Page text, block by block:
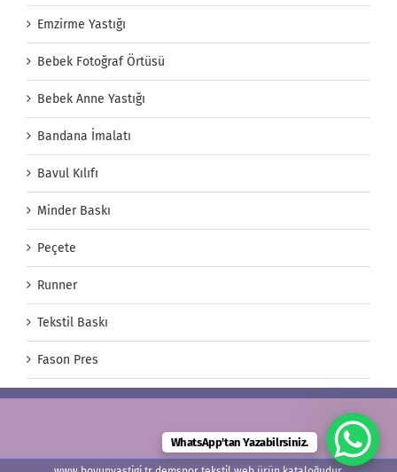
Emzirme Yastığı
Bebek Fotoğraf Örtüsü
Bebek Anne Yastığı
Bandana İmalatı
Bavul Kılıfı
Minder Baskı
Peçete
Runner
Tekstil Baskı
Fason Pres
WhatsApp'tan Yazabilrsiniz.